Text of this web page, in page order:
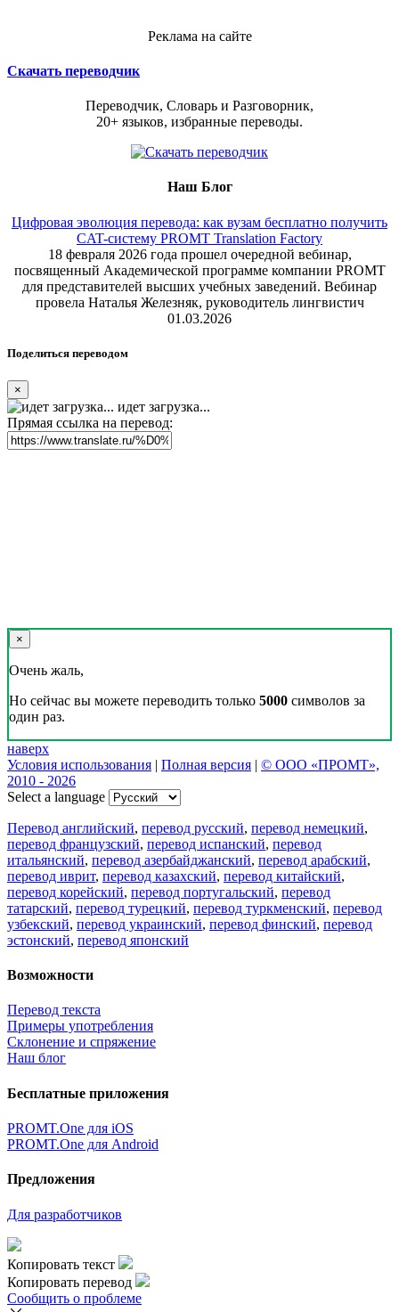
Реклама на сайте
Скачать переводчик
Переводчик, Словарь и Разговорник,
20+ языков, избранные переводы.
Наш Блог
Цифровая эволюция перевода: как вузам бесплатно получить
CAT-систему PROMT Translation Factory
18 февраля 2026 года прошел очередной вебинар,
посвященный Академической программе компании PROMT
для представителей высших учебных заведений. Вебинар
провела Наталья Железняк, руководитель лингвистич
01.03.2026
Поделиться переводом
×
идет загрузка...
Прямая ссылка на перевод:
×
Очень жаль,
Но сейчас вы можете переводить только 5000 символов за
один раз.
наверх
Условия использования | Полная версия | © ООО «ПРОМТ»,
2010 - 2026
Select a language
Перевод английский, перевод русский, перевод немецкий,
перевод французский, перевод испанский, перевод
итальянский, перевод азербайджанский, перевод арабский,
перевод иврит, перевод казахский, перевод китайский,
перевод корейский, перевод португальский, перевод
татарский, перевод турецкий, перевод туркменский, перевод
узбекский, перевод украинский, перевод финский, перевод
эстонский, перевод японский
Возможности
Перевод текста
Примеры употребления
Склонение и спряжение
Наш блог
Бесплатные приложения
PROMT.One для iOS
PROMT.One для Android
Предложения
Для разработчиков
Копировать текст
Копировать перевод
Сообщить о проблеме